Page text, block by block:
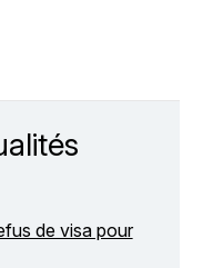
de visa pour